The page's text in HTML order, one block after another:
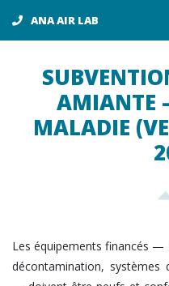
ANA AIR LAB
AMIANTE
MALADIE
Les équipements financés —
décontamination, systèmes